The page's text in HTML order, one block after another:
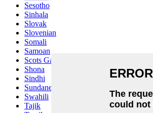
Sesotho
Sinhala
Slovak
Slovenian
Somali
Samoan
Scots Gaelic
Shona
Sindhi
Sundanese
Swahili
Tajik